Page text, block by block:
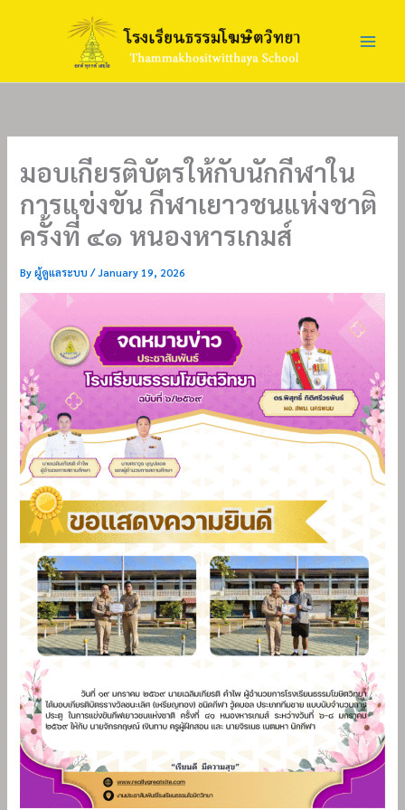
มอบเกียรติบัตรให้กับนักกีฬาใน
การแข่งขัน กีฬาเยาวชนแห่งชาติ
ครั้งที่ ๔๑ หนองหารเกมส์
Byผู้ดูแลระบบ/January 19, 2026